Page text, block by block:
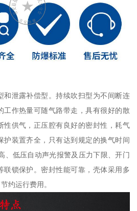
和泄露补偿型。持续吹扫型为不间断连
工作热量可随气路带走，具有很好的散
性供气，正压腔有良好的密封性，耗气
护装置齐全，只有达到规定的换气时间
、低压自动声光报警及压力下限、开门
联锁保护。密封性能可靠，壳体采用多
约运行费用。